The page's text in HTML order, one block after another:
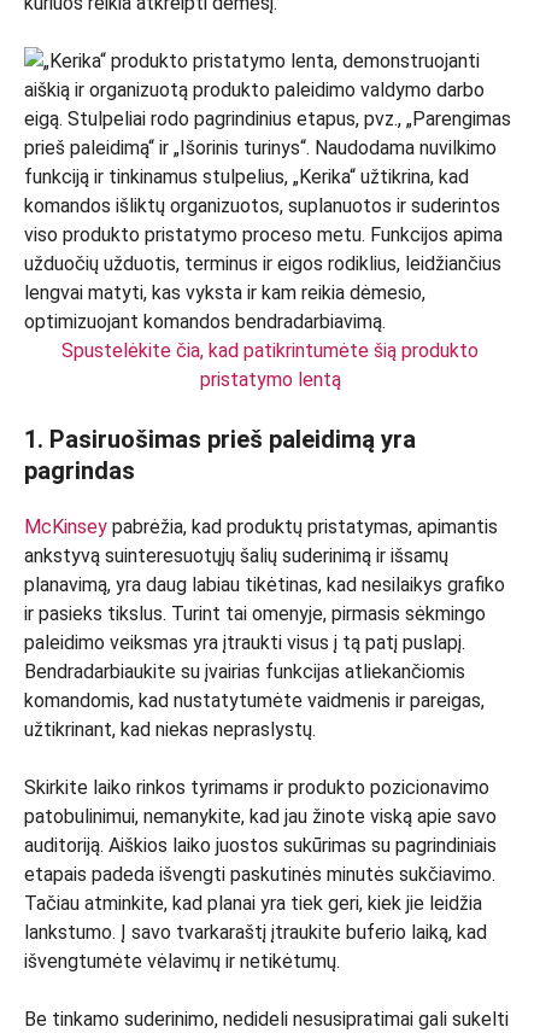
Spustelėkite čia, kad patikrintumėte šią produkto
pristatymo lentą
1. Pasiruošimas prieš paleidimą yra
pagrindas
McKinsey pabrėžia, kad produktų pristatymas, apimantis
ankstyvą suinteresuotųjų šalių suderinimą ir išsamų
planavimą, yra daug labiau tikėtinas, kad nesilaikys grafiko
ir pasieks tikslus. Turint tai omenyje, pirmasis sėkmingo
paleidimo veiksmas yra įtraukti visus į tą patį puslapį.
Bendradarbiaukite su įvairias funkcijas atliekančiomis
komandomis, kad nustatytumėte vaidmenis ir pareigas,
užtikrinant, kad niekas nepraslystų.
Skirkite laiko rinkos tyrimams ir produkto pozicionavimo
patobulinimui, nemanykite, kad jau žinote viską apie savo
auditoriją. Aiškios laiko juostos sukūrimas su pagrindiniais
etapais padeda išvengti paskutinės minutės sukčiavimo.
Tačiau atminkite, kad planai yra tiek geri, kiek jie leidžia
lankstumo. Į savo tvarkaraštį įtraukite buferio laiką, kad
išvengtumėte vėlavimų ir netikėtumų.
Be tinkamo suderinimo, nedideli nesusipratimai gali sukelti